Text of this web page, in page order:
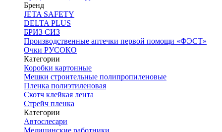
Бренд
JETA SAFETY
DELTA PLUS
БРИЗ СИЗ
Производственные аптечки первой помощи «ФЭСТ»
Очки РУСОКО
Категории
Коробки картонные
Мешки строительные полипропиленовые
Пленка полиэтиленовая
Скотч клейкая лента
Стрейч пленка
Категории
Автослесари
Медицинские работники